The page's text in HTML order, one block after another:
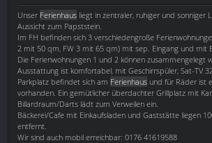
Unser Ferienhaus liegt in zentraler, ruhiger und sonniger
Aussicht zum Papststein.
Im FH befinden sich 3 verschiedengroße
2 mit 50 qm, FW 3 mit 65 qm) mit sep. Eingang und mit
Die Ferienwohnungen 1 und 2 können zusammengelegt
Ausstattung ist komfortabel, mit Geschirrspüler, Sat-TV
Parkplatz befindet sich am Ferienhaus und für Räder ist
vorhanden. Ein gemütlicher überdachter Grillplatz mit
Billardraum/Darts lädt zum Verweilen ein.
Bäckerei/Cafe mit Einkaufsladen und Gaststätte liegen
entfernt.
Wir sind auch mobil erreichbar: 0176 41619588